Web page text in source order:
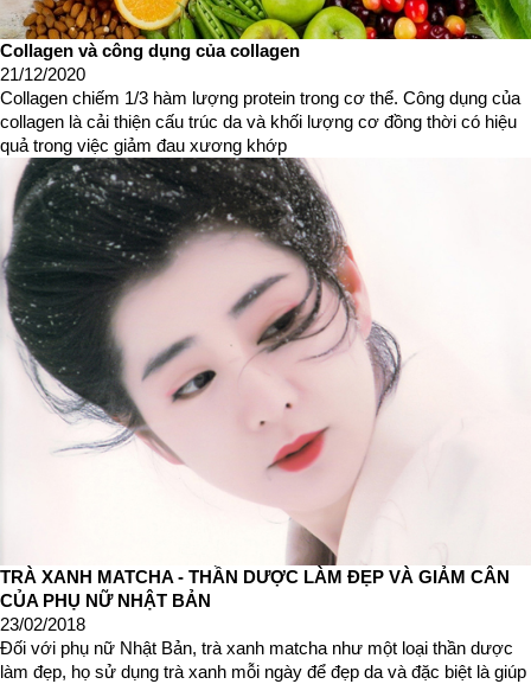
Collagen và công dụng của collagen
21/12/2020
Collagen chiếm 1/3 hàm lượng protein trong cơ thể. Công dụng của
collagen là cải thiện cấu trúc da và khối lượng cơ đồng thời có hiệu
quả trong việc giảm đau xương khớp
TRÀ XANH MATCHA - THẦN DƯỢC LÀM ĐẸP VÀ GIẢM CÂN
CỦA PHỤ NỮ NHẬT BẢN
23/02/2018
Đối với phụ nữ Nhật Bản, trà xanh matcha như một loại thần dược
làm đẹp, họ sử dụng trà xanh mỗi ngày để đẹp da và đặc biệt là giúp